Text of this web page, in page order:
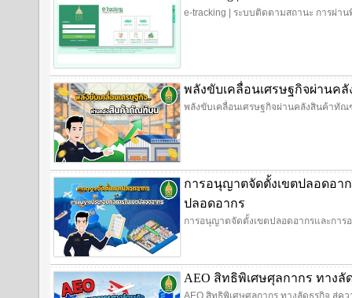
e-tracking | ระบบติดตามสถานะ การผ่าน
พลังขับเคลื่อนเศรษฐกิจผ่าน
พลังขับเคลื่อนเศรษฐกิจผ่านคลังสินค้าทั
การอนุญาตจัดตั้งเขตปลอดอา
ปลอดอากร
การอนุญาตจัดตั้งเขตปลอดอากรและกา
AEO สิทธิพิเศษศุลกากร ทางลั
AEO สิทธิพิเศษศุลกากร ทางลัดธุรกิจ สู่ค